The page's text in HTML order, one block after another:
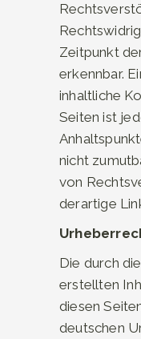
Zeitpunkt
erkennbar.
inhaltliche
Seiten ist
nicht
von
derartige
Die durch
erstellten
diesen
deutschen